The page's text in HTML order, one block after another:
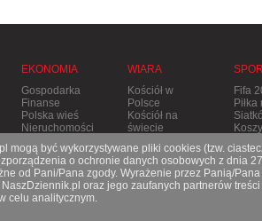
EKONOMIA
Gospodarka
Finanse
Polska wieś
Nieruchomości
WIARA
Kościół w
Polsce
Kościół na
świecie
Apostolska
Prześladowania
Fifa
mogą być wykorzystywane pliki cookies (tzw.
o ochronie danych osobowych z dnia
od Pani/Pana zgody. Wyrażenie przez Panią/
oraz jego zaufanych partnerów
celu analitycznym.